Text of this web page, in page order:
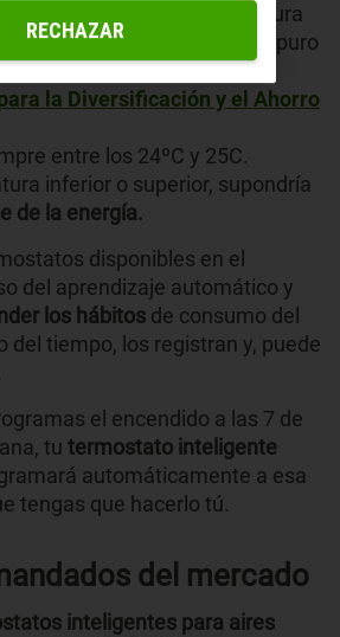
seleccionar la temperatura
y que la llegada a casa sea puro
que,
la Diversificación y el Ahorro
entre los 24ºC y 25C.
inferior o superior, supondría
de la energía.
disponibles en el
del aprendizaje automático y
los hábitos de consumo del
del tiempo, los registran y, puede
el encendido a las 7 de
tu termostato inteligente
automáticamente a esa
tengas que hacerlo tú.
del mercado
inteligentes para aires
RECHAZAR